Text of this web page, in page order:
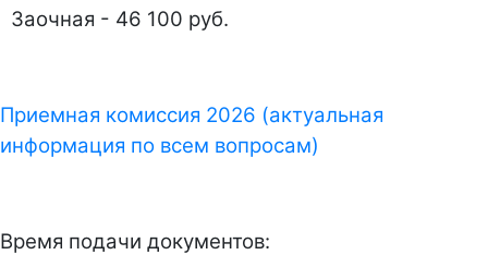
Заочная - 46 100 руб.
Приемная комиссия 2026 (актуальная
информация по всем вопросам)
Время подачи документов: